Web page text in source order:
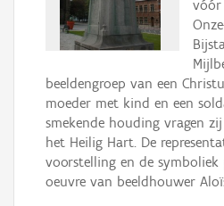
vóór
beeldengroep van een
moeder met kind en een
smekende houding vragen
het Heilig Hart. De
voorstelling en de symboliek
oeuvre van beeldhouwer